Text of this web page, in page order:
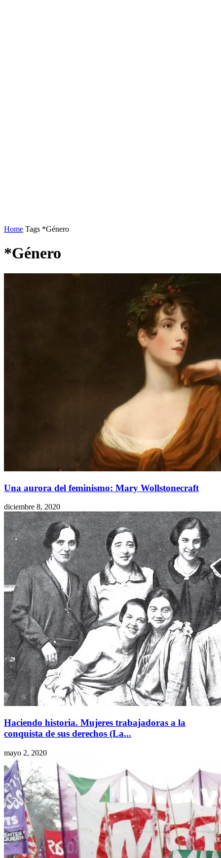
Home Tags *Género
*Género
Una aurora del feminismo: Mary Wollstonecraft
diciembre 8, 2020
Haciendo historia. Mujeres trabajadoras a la
conquista de sus derechos (La...
mayo 2, 2020